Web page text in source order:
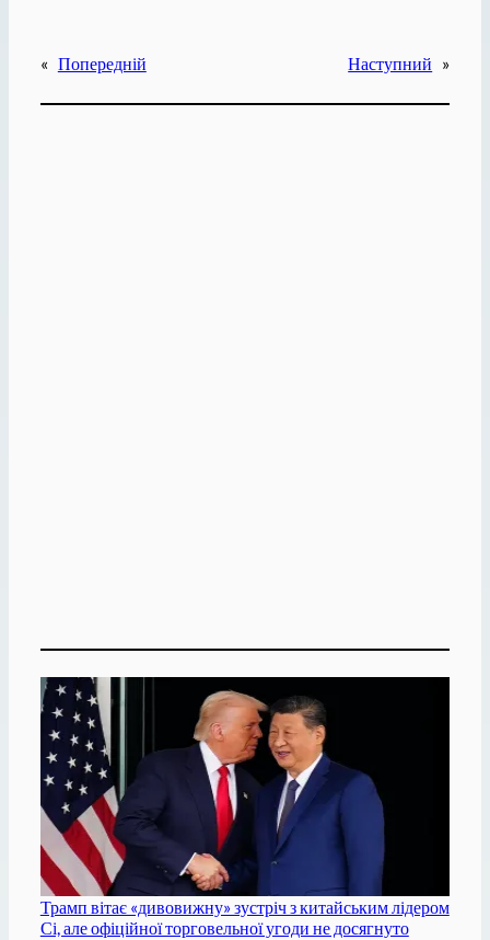
« Попередній Наступний »
Трамп вітає «дивовижну» зустріч з китайським лідером
Сі, але офіційної торговельної угоди не досягнуто